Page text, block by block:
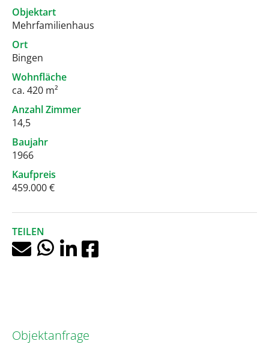
Objektart
Mehrfamilienhaus
Ort
Bingen
Wohnfläche
ca. 420 m²
Anzahl Zimmer
14,5
Baujahr
1966
Kaufpreis
459.000 €
TEILEN
Objektanfrage